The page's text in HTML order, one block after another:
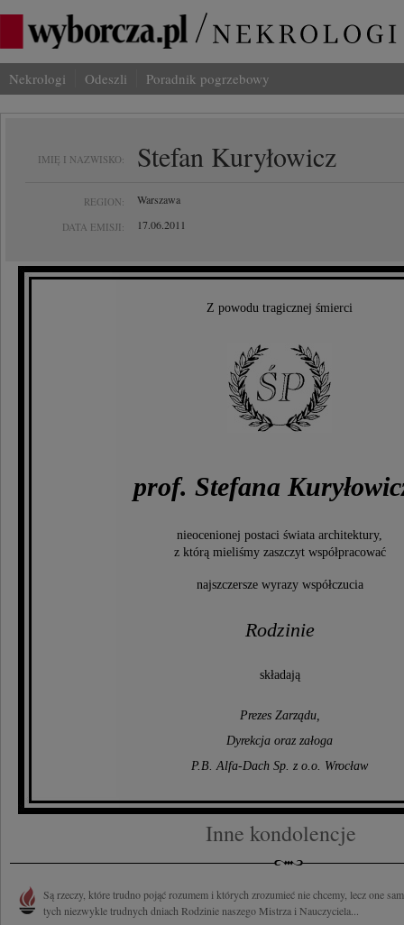
Nekrologi Odeszli Poradnik pogrzebowy
IMIĘ I NAZWISKO: Stefan Kuryłowicz
REGION: Warszawa
DATA EMISJI: 17.06.2011
Z powodu tragicznej śmierci
prof. Stefana
nieocenionej postaci świata architektury,
z którą mieliśmy zaszczyt współpracować
najszczersze wyrazy współczucia
Rodzinie
składają
Prezes Zarządu,
Dyrekcja oraz załoga
P.B. Alfa-Dach Sp. z o.o. Wrocław
Inne kondolencje
Są rzeczy, które trudno pojąć rozumem i których zrozumieć nie chcemy, lecz one
tych niezwykle trudnych dniach Rodzinie naszego Mistrza i Nauczyciela...